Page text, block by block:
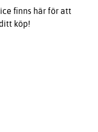
finns här för att
köp!